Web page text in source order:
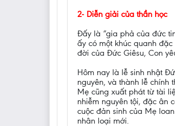
2- Diễn giải của thần học
Đấy là “gia phả của đức
ấy có một khúc quanh
đời của Đức Giêsu, Con
Hôm nay là lễ sinh nhật
nguyên, và thành lễ chính
Mẹ cũng xuất phát từ tài
nhiễm nguyên tội, đặc ân
cuộc đản sinh của Mẹ
nhân loại mới.